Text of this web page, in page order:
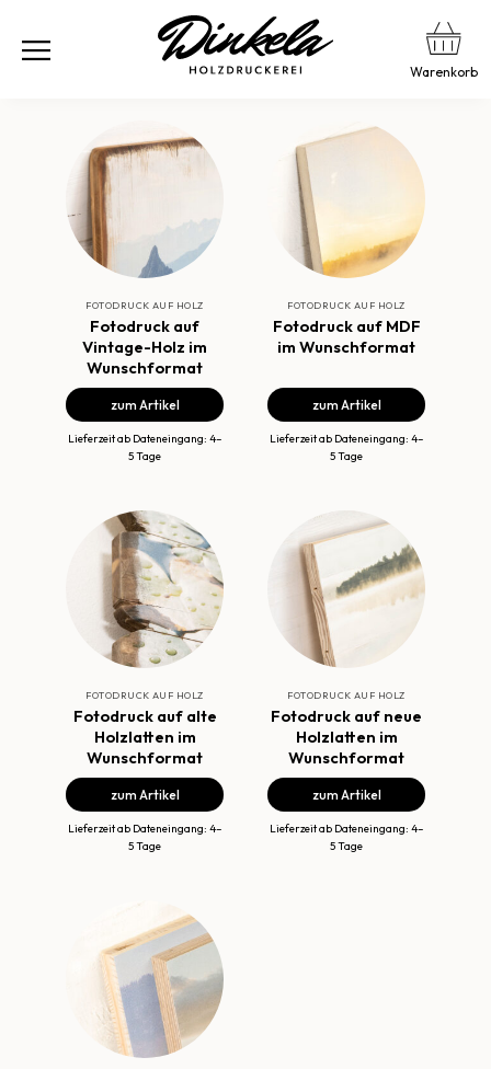
Warenkorb
FOTODRUCK AUF HOLZ
Fotodruck auf
Vintage-Holz im
Wunschformat
zum Artikel
Lieferzeit ab Dateneingang: 4–
5 Tage
FOTODRUCK AUF HOLZ
Fotodruck auf MDF
im Wunschformat
zum Artikel
Lieferzeit ab Dateneingang: 4–
5 Tage
FOTODRUCK AUF HOLZ
Fotodruck auf alte
Holzlatten im
Wunschformat
zum Artikel
Lieferzeit ab Dateneingang: 4–
5 Tage
FOTODRUCK AUF HOLZ
Fotodruck auf neue
Holzlatten im
Wunschformat
zum Artikel
Lieferzeit ab Dateneingang: 4–
5 Tage